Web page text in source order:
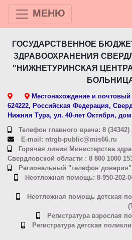
МЕНЮ
ГОСУДАРСТВЕННОЕ
ЗДРАВООХРАНЕНИЯ
"НИЖНЕТУРИНСКАЯ
Местонахождение и почтовый
624222, Российская Федерация,
Нижняя Тура, ул. 40-лет Октября,
Телефон главного врача: 8 (34342)
E-mail: ntrgb-public@mis66.ru
Горячая линия Министерства
Свердловской области : 8 800 1000
Региональный "телефон доверия"
Неотложная помощь: 8-950-
Неотложная помощь детская
Регистратура взрослая
Регистратура детская